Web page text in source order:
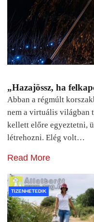
„Hazajössz, ha
Abban a régmúlt
nem a virtuális világban
kellett előre egyeztetni,
létrehozni. Elég volt…
Read More
TIZENHETEDIK